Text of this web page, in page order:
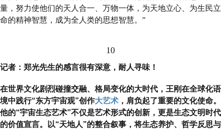
量，努力使他们的天人合一、万物一体，为天地立心、为生民立
命的精神智慧，成为全人类的思想智慧。”
10
记者：郑光先生的感言很有深意，耐人寻味！
在世界文化剧烈碰撞交融、格局变化的大时代，王刚在全球化语
境中践行“东方宇宙观”创作大艺术 ，肩负起了重要的文化使命。
他的“宇宙生态艺术”不仅是艺术形式的创新，更是生态文明时代
的价值宣言。以“天地人”的整合叙事，将生态养护、哲学反思与